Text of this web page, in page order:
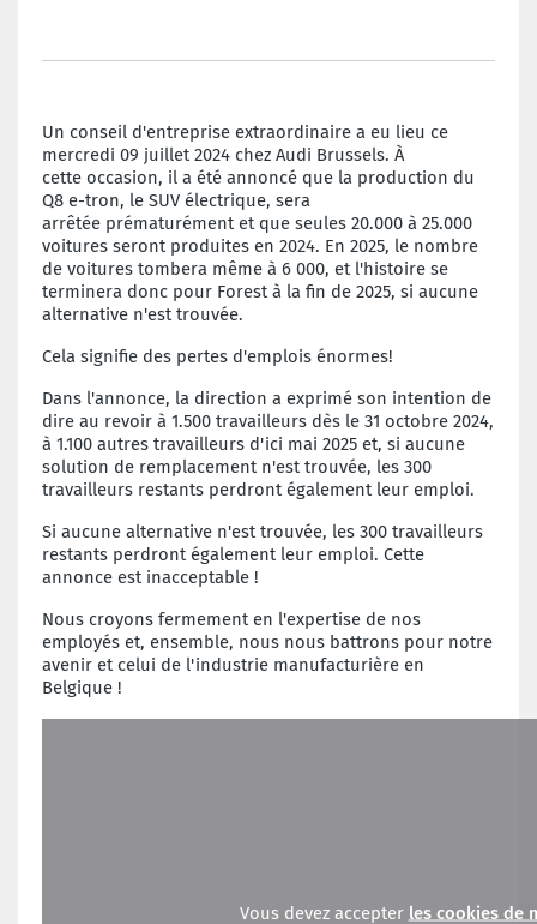
Un conseil d'entreprise extraordinaire a eu lieu ce
mercredi 09 juillet 2024 chez Audi Brussels. À
cette occasion, il a été annoncé que la production du
Q8 e-tron, le SUV électrique, sera
arrêtée prématurément et que seules 20.000 à 25.000
voitures seront produites en 2024. En 2025, le nombre
de voitures tombera même à 6 000, et l'histoire se
terminera donc pour Forest à la fin de 2025, si aucune
alternative n'est trouvée.
Cela signifie des pertes d'emplois énormes!
Dans l'annonce, la direction a exprimé son intention de
dire au revoir à 1.500 travailleurs dès le 31 octobre 2024,
à 1.100 autres travailleurs d'ici mai 2025 et, si aucune
solution de remplacement n'est trouvée, les 300
travailleurs restants perdront également leur emploi.
Si aucune alternative n'est trouvée, les 300 travailleurs
restants perdront également leur emploi. Cette
annonce est inacceptable !
Nous croyons fermement en l'expertise de nos
employés et, ensemble, nous nous battrons pour notre
avenir et celui de l'industrie manufacturière en
Belgique !
Vous devez accepter les cookies de